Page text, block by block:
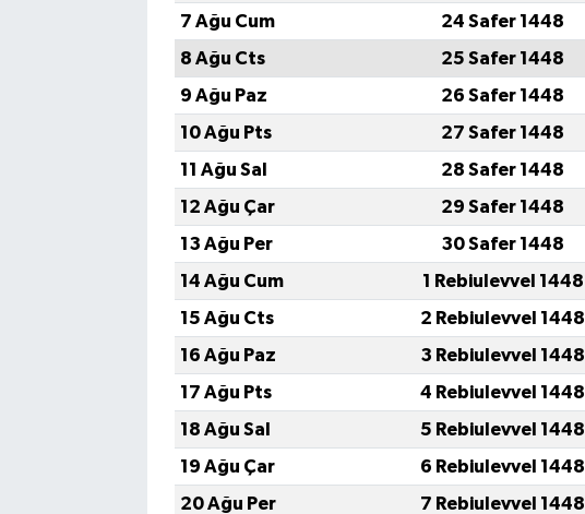
7 Ağu Cum
24 Safer 1448
8 Ağu Cts
25 Safer 1448
9 Ağu Paz
26 Safer 1448
10 Ağu Pts
27 Safer 1448
11 Ağu Sal
28 Safer 1448
12 Ağu Çar
29 Safer 1448
13 Ağu Per
30 Safer 1448
14 Ağu Cum
1 Rebiulevvel 1448
15 Ağu Cts
2 Rebiulevvel 1448
16 Ağu Paz
3 Rebiulevvel 1448
17 Ağu Pts
4 Rebiulevvel 1448
18 Ağu Sal
5 Rebiulevvel 1448
19 Ağu Çar
6 Rebiulevvel 1448
20 Ağu Per
7 Rebiulevvel 1448